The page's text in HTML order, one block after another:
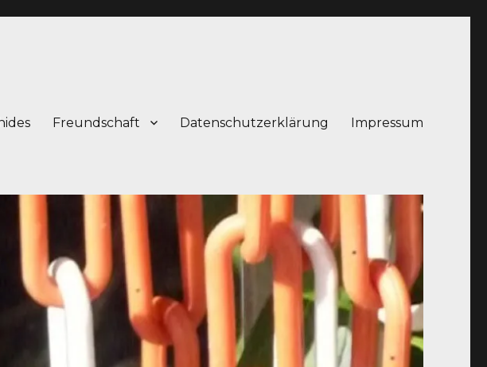
Freundschaft Datenschutzerklärung Impressum